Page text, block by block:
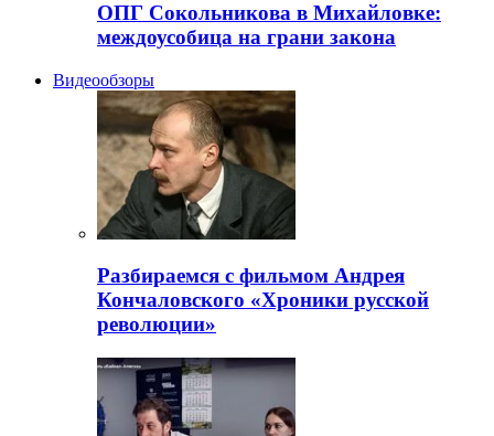
ОПГ Сокольникова в Михайловке:
междоусобица на грани закона
Видеообзоры
Разбираемся с фильмом Андрея
Кончаловского «Хроники русской
революции»